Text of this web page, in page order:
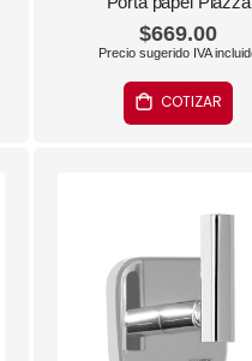
$669.00
COTIZAR